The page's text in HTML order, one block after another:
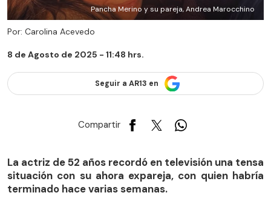
Pancha Merino y su pareja, Andrea Marocchino
Por: Carolina Acevedo
8 de Agosto de 2025 - 11:48 hrs.
Seguir a AR13 en
Compartir
La actriz de 52 años recordó en televisión una tensa
situación con su ahora expareja, con quien habría
terminado hace varias semanas.